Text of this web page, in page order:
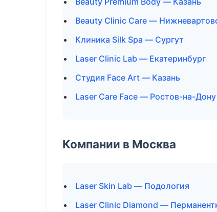
Beauty Clinic Care —
Клиника Silk Spa — Сургут
Laser Clinic Lab — Екатеринбург
Студия Face Art — Казань
Laser Care Face — Ростов-на-Дону
Компании в Москва
Laser Skin Lab — Подология
Laser Clinic Diamond —